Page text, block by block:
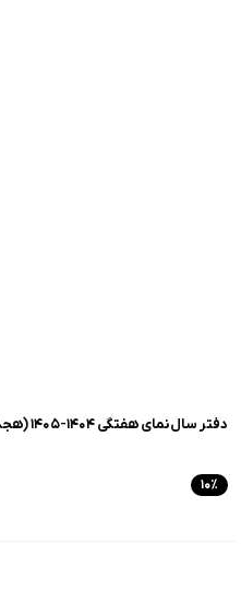
دفتر سال‌نمای هفتگی ۱۴۰۴-۱۴۰۵ (هجده ماهۀ آ۵)
۱۰٪